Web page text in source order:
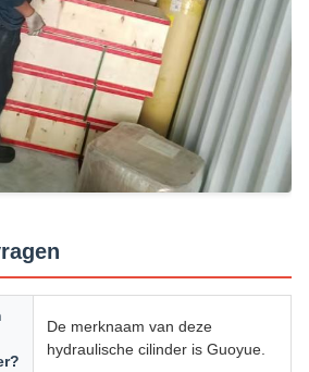
De merknaam van deze
hydraulische cilinder is Guoyue.